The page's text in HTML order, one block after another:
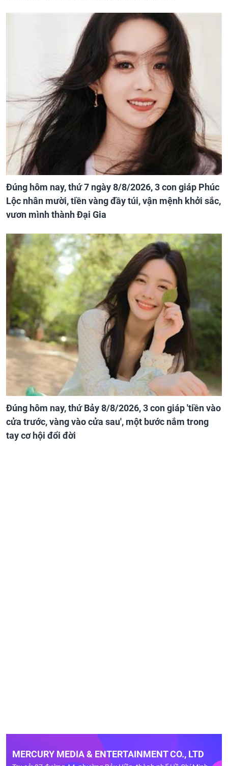
Đúng hôm nay, thứ 7 ngày 8/8/2026, 3 con giáp Phúc
Lộc nhân mười, tiền vàng đầy túi, vận mệnh khởi sắc,
vươn mình thành Đại Gia
Đúng hôm nay, thứ Bảy 8/8/2026, 3 con giáp 'tiền vào
cửa trước, vàng vào cửa sau', một bước nắm trong
tay cơ hội đổi đời
MERCURY MEDIA & ENTERTAINMENT CO., LTD